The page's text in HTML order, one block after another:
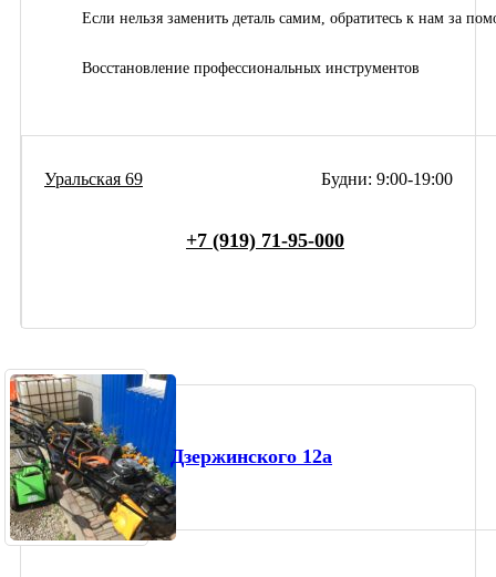
Если нельзя заменить деталь самим, обратитесь к нам за
Восстановление профессиональных инструментов
Будни: 9:00-19:00
Уральская 69
+7 (919) 71-95-000
Дзержинского 12а